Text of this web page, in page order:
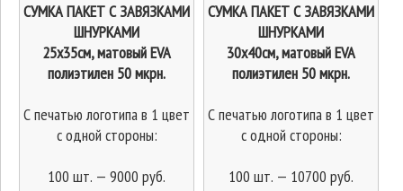
СУМКА ПАКЕТ С ЗАВЯЗКАМИ
ШНУРКАМИ
25х35см, матовый EVA
полиэтилен 50 мкрн.
С печатью логотипа в 1 цвет
с одной стороны:
100 шт. — 9000 руб.
СУМКА ПАКЕТ С ЗАВЯЗКАМИ
ШНУРКАМИ
30х40см, матовый EVA
полиэтилен 50 мкрн.
С печатью логотипа в 1 цвет
с одной стороны:
100 шт. — 10700 руб.